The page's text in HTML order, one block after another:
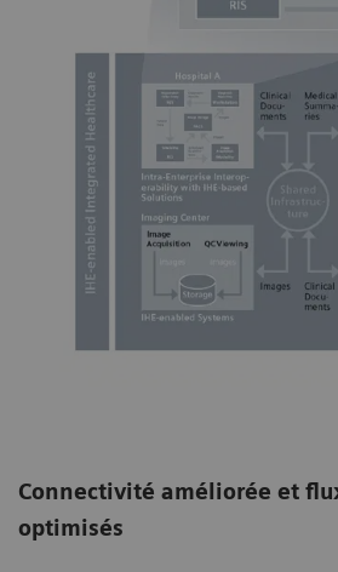
Connectivité améliorée et
optimisés